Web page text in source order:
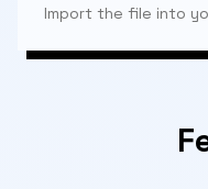
Import the file into